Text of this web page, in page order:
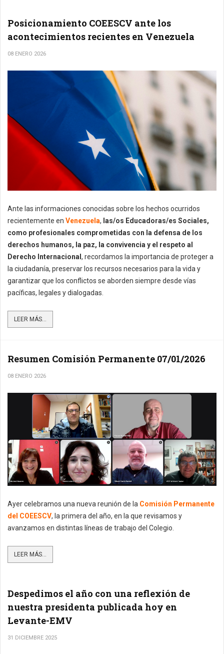
Posicionamiento COEESCV ante los
acontecimientos recientes en Venezuela
08 ENERO 2026
Ante las informaciones conocidas sobre los hechos ocurridos
recientemente en Venezuela, las/os Educadoras/es Sociales,
como profesionales comprometidas con la defensa de los
derechos humanos, la paz, la convivencia y el respeto al
Derecho Internacional, recordamos la importancia de proteger a
la ciudadanía, preservar los recursos necesarios para la vida y
garantizar que los conflictos se aborden siempre desde vías
pacíficas, legales y dialogadas.
LEER MÁS...
Resumen Comisión Permanente 07/01/2026
08 ENERO 2026
Ayer celebramos una nueva reunión de la Comisión Permanente
del COEESCV, la primera del año, en la que revisamos y
avanzamos en distintas líneas de trabajo del Colegio.
LEER MÁS...
Despedimos el año con una reflexión de
nuestra presidenta publicada hoy en
Levante-EMV
31 DICIEMBRE 2025